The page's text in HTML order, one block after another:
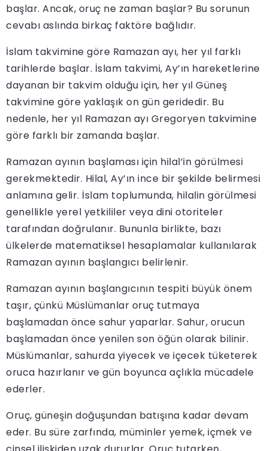
başlar. Ancak, oruç ne zaman başlar? Bu sorunun
cevabı aslında birkaç faktöre bağlıdır.
İslam takvimine göre Ramazan ayı, her yıl farklı
tarihlerde başlar. İslam takvimi, Ay’ın hareketlerine
dayanan bir takvim olduğu için, her yıl Güneş
takvimine göre yaklaşık on gün geridedir. Bu
nedenle, her yıl Ramazan ayı Gregoryen takvimine
göre farklı bir zamanda başlar.
Ramazan ayının başlaması için hilal’in görülmesi
gerekmektedir. Hilal, Ay’ın ince bir şekilde belirmesi
anlamına gelir. İslam toplumunda, hilalin görülmesi
genellikle yerel yetkililer veya dini otoriteler
tarafından doğrulanır. Bununla birlikte, bazı
ülkelerde matematiksel hesaplamalar kullanılarak
Ramazan ayının başlangıcı belirlenir.
Ramazan ayının başlangıcının tespiti büyük önem
taşır, çünkü Müslümanlar oruç tutmaya
başlamadan önce sahur yaparlar. Sahur, orucun
başlamadan önce yenilen son öğün olarak bilinir.
Müslümanlar, sahurda yiyecek ve içecek tüketerek
oruca hazırlanır ve gün boyunca açlıkla mücadele
ederler.
Oruç, güneşin doğuşundan batışına kadar devam
eder. Bu süre zarfında, müminler yemek, içmek ve